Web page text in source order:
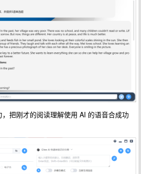
把刚才的阅读理解使用 AI 的语音合成功